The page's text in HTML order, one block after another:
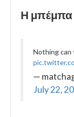
Η μπέμπα
Nothing
—
July 22,